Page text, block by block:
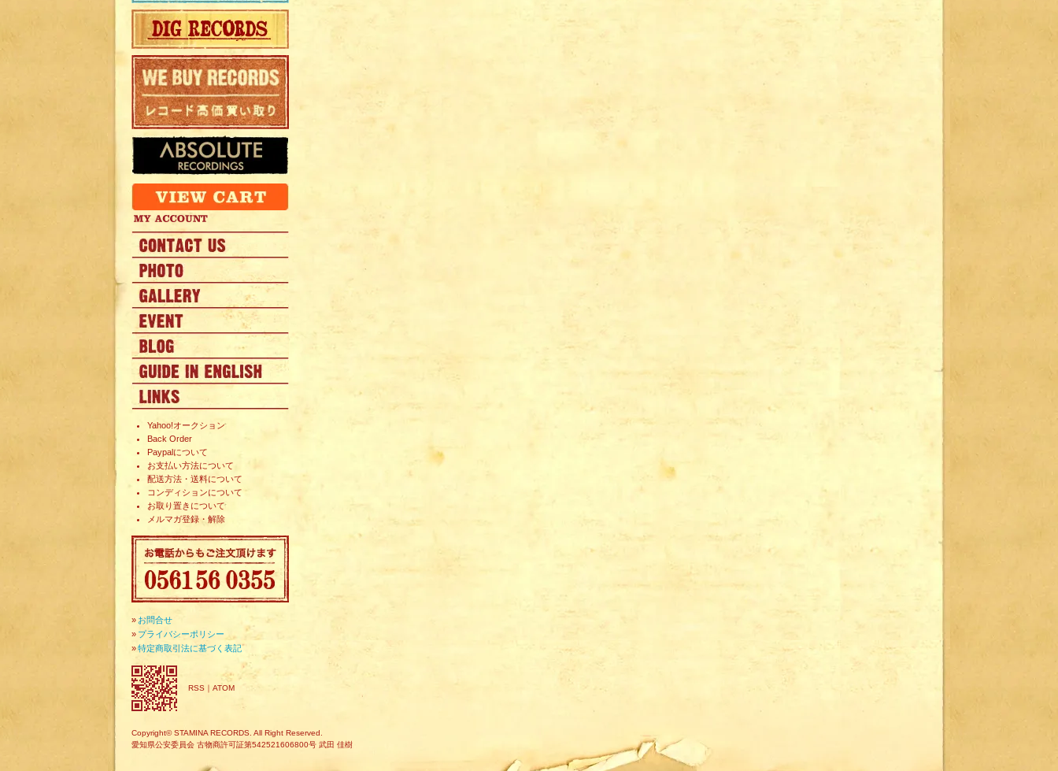
Yahoo!オークション
Back Order
Paypalについて
お支払い方法について
配送方法・送料について
コンディションについて
お取り置きについて
メルマガ登録・解除
» お問合せ
» プライバシーポリシー
»特定商取引法に基づく表記
RSS ｜ ATOM
Copyright© STAMINA RECORDS. All Right Reserved.
愛知県公安委員会 古物商許可証第542521606800号 武田 佳樹